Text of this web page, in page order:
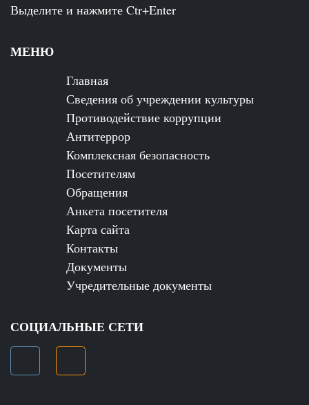
Выделите и нажмите Ctr+Enter
МЕНЮ
Главная
Сведения об учреждении культуры
Противодействие коррупции
Антитеррор
Комплексная безопасность
Посетителям
Обращения
Анкета посетителя
Карта сайта
Контакты
Документы
Учредительные документы
СОЦИАЛЬНЫЕ СЕТИ